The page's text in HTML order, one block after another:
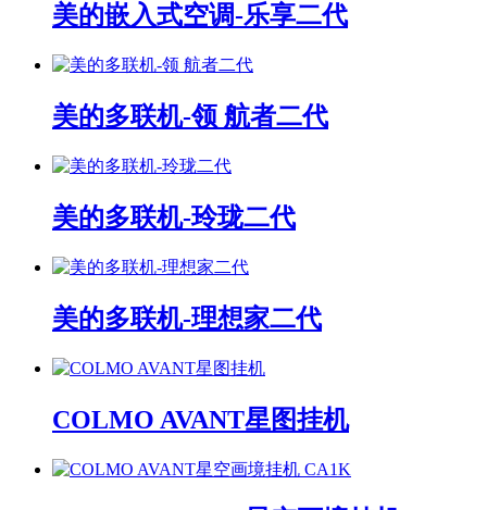
美的嵌入式空调-乐享二代
美的多联机-领 航者二代
美的多联机-玲珑二代
美的多联机-理想家二代
COLMO AVANT星图挂机